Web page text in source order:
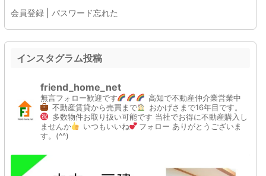
会員登録 パスワード忘れた
インスタグラム投稿
friend_home_net
無言フォロー歓迎です
高知で不動産仲介業営業中
不動産賃貸から売買まで
おかげさまで16年目です。
多数物件お取り扱い可能です 当社でお得に不動産購入し
ませんか
いつもいいね フォロー ありがとうございま
す。(^^)